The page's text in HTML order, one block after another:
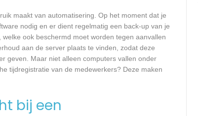
maakt van automatisering. Op het moment dat je
nodig en er dient regelmatig een back-up van je
ook beschermd moet worden tegen aanvallen
aan de server plaats te vinden, zodat deze
geven. Maar niet alleen computers vallen onder
tijdregistratie van de medewerkers? Deze maken
bij een